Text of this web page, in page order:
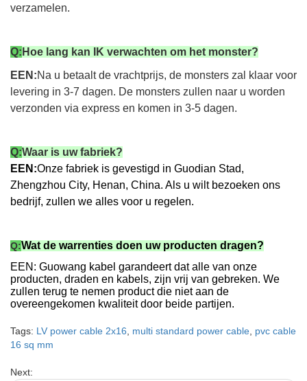
verzamelen.
Q: Hoe lang kan IK verwachten om het monster?
EEN:Na u betaalt de vrachtprijs, de monsters zal klaar voor
levering in 3-7 dagen. De monsters zullen naar u worden
verzonden via express en komen in 3-5 dagen.
Q:Waar is uw fabriek?
EEN:Onze fabriek is gevestigd in Guodian Stad,
Zhengzhou City, Henan, China. Als u wilt bezoeken ons
bedrijf, zullen we alles voor u regelen.
Q:Wat de warrenties doen uw producten dragen?
EEN: Guowang kabel garandeert dat alle van onze
producten, draden en kabels, zijn vrij van gebreken. We
zullen terug te nemen product die niet aan de
overeengekomen kwaliteit door beide partijen.
Tags: LV power cable 2x16 multi standard power cable pvc cable
16 sq mm
Next: